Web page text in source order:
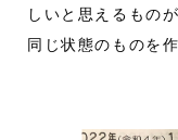
しいと思えるもの
同じ状態のものを